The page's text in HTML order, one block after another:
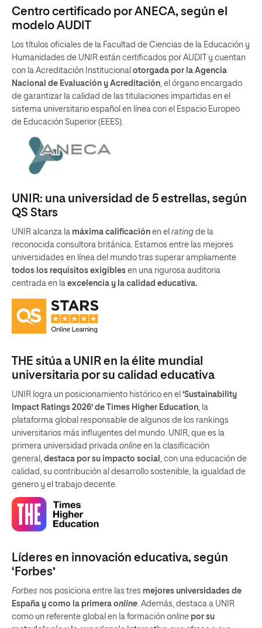
Centro certificado por ANECA, según el
modelo AUDIT
Los títulos oficiales de la Facultad de Ciencias de la Educación y
Humanidades de UNIR están certificados por AUDIT y cuentan
con la Acreditación Institucional otorgada por la Agencia
Nacional de Evaluación y Acreditación, el órgano encargado
de garantizar la calidad de las titulaciones impartidas en el
sistema universitario español en línea con el Espacio Europeo
de Educación Superior (EEES).
UNIR: una universidad de 5 estrellas, según
QS Stars
UNIR alcanza la máxima calificación en el rating de la
reconocida consultora británica. Estamos entre las mejores
universidades en línea del mundo tras superar ampliamente
todos los requisitos exigibles en una rigurosa auditoria
centrada en la excelencia y la calidad educativa.
THE sitúa a UNIR en la élite mundial
universitaria por su calidad educativa
UNIR logra un posicionamiento histórico en el ‘Sustainability
Impact Ratings 2026’ de Times Higher Education , la
plataforma global responsable de algunos de los rankings
universitarios más influyentes del mundo. UNIR, que es la
primera universidad privada online en la clasificación
general, destaca por su impacto social
, con una educación de
calidad, su contribución al desarrollo sostenible, la igualdad de
genero y el trabajo decente.
Líderes en innovación educativa, según
‘Forbes’
Forbes nos posiciona entre las tres mejores universidades de
España y como la primera online. Además, destaca a UNIR
como un referente global en la formación online por su